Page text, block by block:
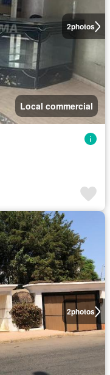
2photos
Local commercial
2photos